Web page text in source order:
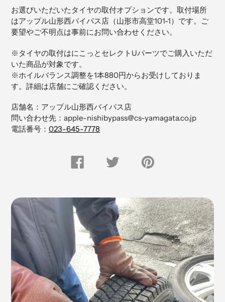
ー
ト
に
商
品
を
追
加
す
る
お選びいただいたタイヤの取付オプションです。取付場所
はアップル山形西バイパス店（山形市高堂101-1）です。ご
要望やご不明点は事前にお問い合わせください。
※タイヤの取付はにこっとセレクトUパーツでご購入いただ
いた商品が対象です。
※ホイルバランス調整を1本880円からお受けしておりま
す。詳細は店舗にご確認ください。
店舗名：アップル山形西バイパス店
問い合わせ先：apple-nishibypass@cs-yamagata.co.jp
電話番号： 023-645-7778
FACEBOOK
で
Twitter
Pinterest
に
す
る